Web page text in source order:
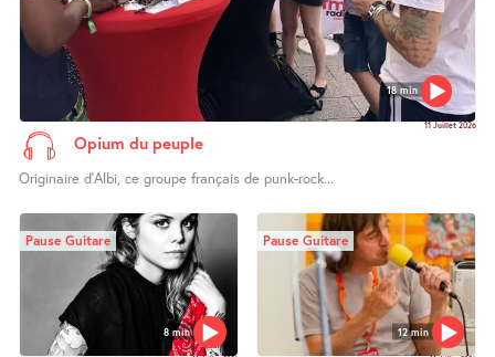
18 min
11 Juillet 2026
Opium du peuple
Originaire d’Albi, ce groupe français de punk-rock...
8 min
Pause Guitare
12 min
Pause Guitare